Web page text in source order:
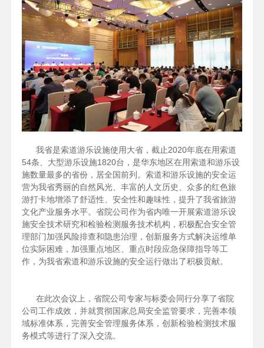
我省是索道游乐设施使用大省，截止2020年底在用索道
54条、大型游乐设施1820台，是华东地区在用索道和游乐设
施数量最多的省份，居全国前列。索道和游乐设施的安全运
营为我省秀丽的自然风光、丰富的人文历史、众多的红色旅
游打卡地增添了舒适性、安全性和趣味性，提升了我省旅游
文化产业服务水平。省院公司作为省内唯一开展索道游乐设
施安全技术研究和检验检测服务技术机构，积极配合安全管
理部门加强风险排查和隐患治理，创新服务方式解决运维单
位实际困难，加强重点地区、重点时段应急保障指导等工
作，为我省索道和游乐设施的安全运行做出了积极贡献。
在此次会议上，省院公司专家与标委会同行分享了省院
公司工作成效，并就贯彻国家总局安全监管要求，完善本领
域标准体系，完善安全管理服务体系，创新检验检测技术服
务模式等进行了深入交流。